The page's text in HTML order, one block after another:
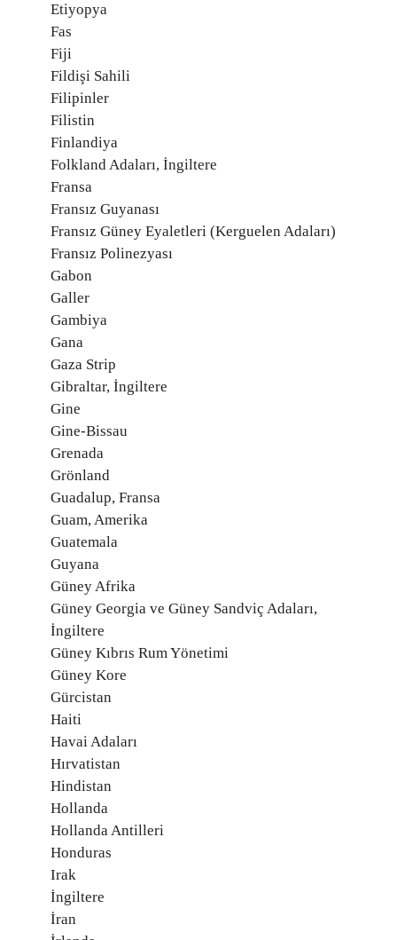
Etiyopya
Fas
Fiji
Fildişi Sahili
Filipinler
Filistin
Finlandiya
Folkland Adaları, İngiltere
Fransa
Fransız Guyanası
Fransız Güney Eyaletleri (Kerguelen Adaları)
Fransız Polinezyası
Gabon
Galler
Gambiya
Gana
Gaza Strip
Gibraltar, İngiltere
Gine
Gine-Bissau
Grenada
Grönland
Guadalup, Fransa
Guam, Amerika
Guatemala
Guyana
Güney Afrika
Güney Georgia ve Güney Sandviç Adaları,
İngiltere
Güney Kıbrıs Rum Yönetimi
Güney Kore
Gürcistan
Haiti
Havai Adaları
Hırvatistan
Hindistan
Hollanda
Hollanda Antilleri
Honduras
Irak
İngiltere
İran